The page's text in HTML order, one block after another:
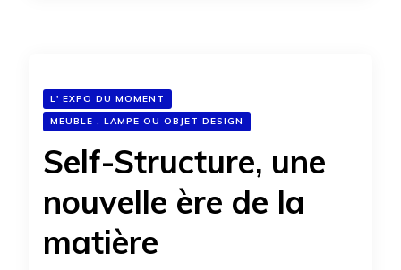
L' EXPO DU MOMENT
MEUBLE , LAMPE OU OBJET DESIGN
Self-Structure, une
nouvelle ère de la
matière